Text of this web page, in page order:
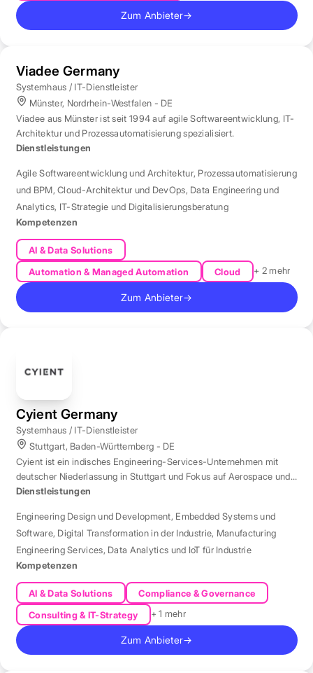
Zum Anbieter→
Viadee Germany
Systemhaus / IT-Dienstleister
Münster, Nordrhein-Westfalen - DE
Viadee aus Münster ist seit 1994 auf agile Softwareentwicklung, IT-
Architektur und Prozessautomatisierung spezialisiert.
Dienstleistungen
Agile Softwareentwicklung und Architektur, Prozessautomatisierung
und BPM,Cloud-Architektur und DevOps, Data Engineering und
Analytics, IT-Strategie und Digitalisierungsberatung
Kompetenzen
AI & Data Solutions
Automation & Managed Automation
Cloud + 2 mehr
Zum Anbieter→
Cyient Germany
Systemhaus / IT-Dienstleister
Stuttgart, Baden-Württemberg - DE
Cyient ist ein indisches Engineering-Services-Unternehmen mit
deutscher Niederlassung in Stuttgart und Fokus auf Aerospace und
Automotive.
Dienstleistungen
Engineering Design und Development, Embedded Systems und
Software, Digital Transformation in der Industrie, Manufacturing
Engineering Services, Data Analytics und IoT für Industrie
Kompetenzen
AI & Data Solutions
Compliance & Governance
Consulting & IT-Strategy
+ 1 mehr
Zum Anbieter→